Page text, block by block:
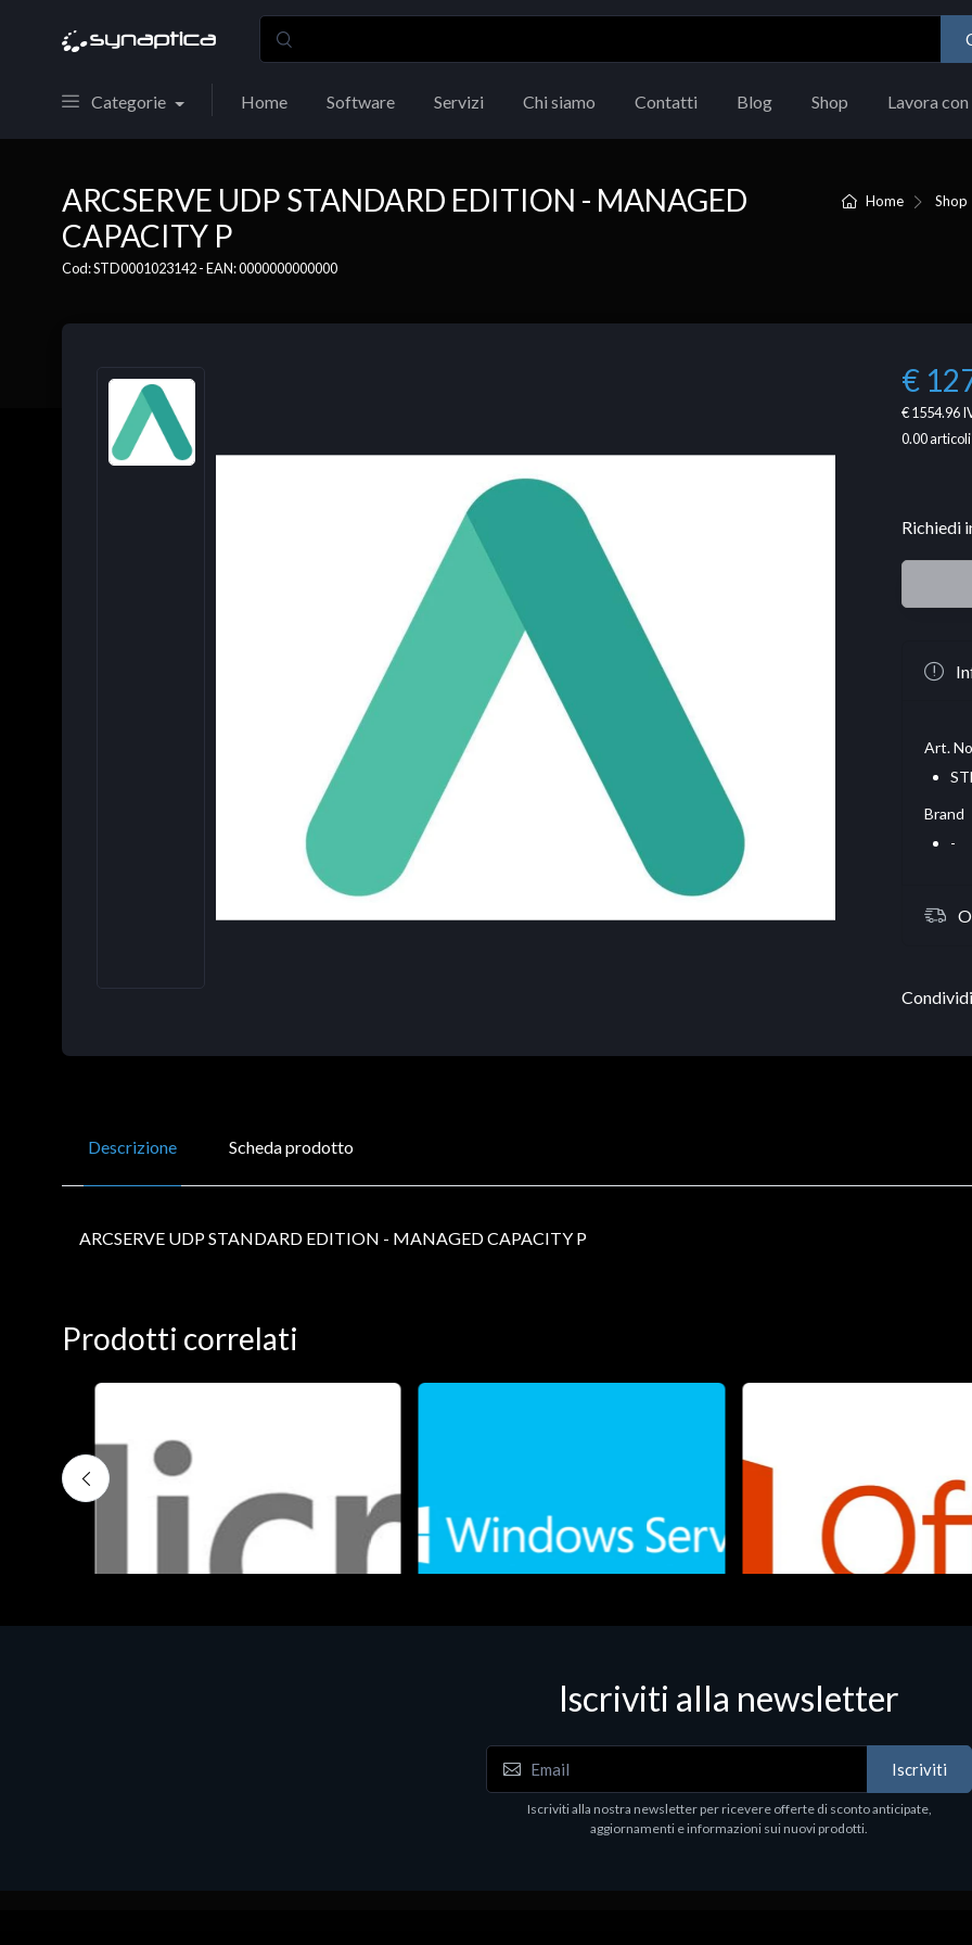
Categorie Home Software Servizi Chi siamo Contatti Blog Shop Lavora con
Home Shop
ARCSERVE UDP STANDARD EDITION - MANAGED
CAPACITY P
Cod: STD0001023142 - EAN: 0000000000000
€
€ 1554.96
0.00
Richiedi
Art.
Brand
-
Descrizione Scheda prodotto
ARCSERVE UDP STANDARD EDITION - MANAGED CAPACITY P
Prodotti correlati
Software - Office Productivity Software - Office Productivity
Iscriviti alla newsletter
Iscriviti
Iscriviti alla nostra newsletter per ricevere offerte di sconto anticipate,
aggiornamenti e informazioni sui nuovi prodotti.